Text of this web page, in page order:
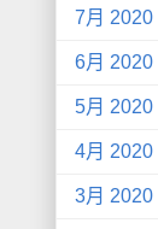
7月 2020
6月 2020
5月 2020
4月 2020
3月 2020